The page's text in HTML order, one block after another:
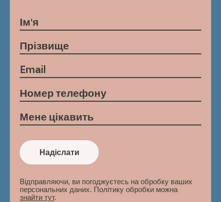
Надіслати
Відправляючи, ви погоджуєтесь на обробку ваших
персональних даних. Політику обробки можна
знайти тут.